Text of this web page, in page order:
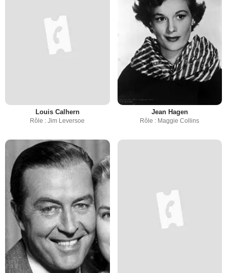
Louis Calhern
Rôle : Jim Leversoe
Jean Hagen
Rôle : Maggie Collins